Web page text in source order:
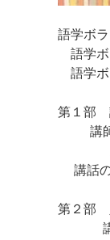
語学ボ
語学ボ
語学ボ
第１部
講師
多文化
講話の
通訳
第２部
講師：